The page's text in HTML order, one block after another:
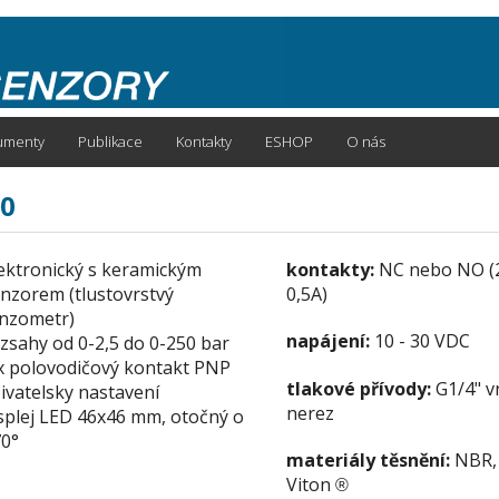
Publikace Kontakty ESHOP O nás
s keramickým
(tlustovrstvý
od 0-2,5 do 0-250 bar
polovodičový kontakt PNP
nastavení
LED 46x46 mm, otočný o
kontakty: NC nebo NO
0,5A)
napájení:10 - 30 VDC
tlakové přívody:G1/4"
nerez
materiály těsnění:NBR,
Viton ®